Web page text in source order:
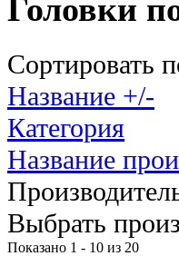
Головки
Сортировать
Название +/-
Категория
Название
Выбрать
Показано 1 - 10 из 20